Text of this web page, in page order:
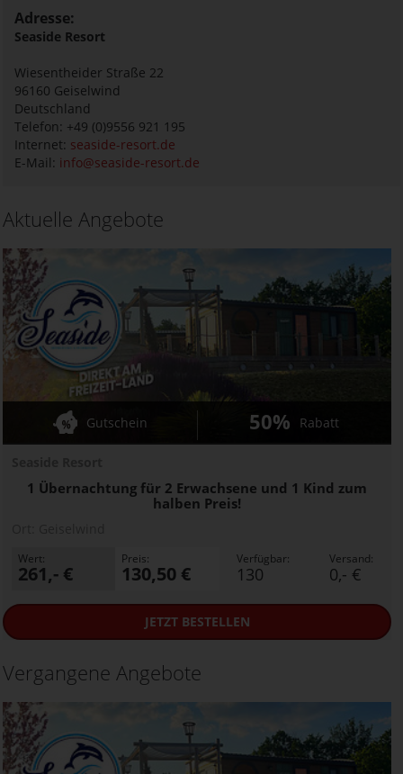
Adresse:
Seaside Resort
Wiesentheider Straße 22
96160 Geiselwind
Deutschland
Telefon: +49 (0)9556 921 195
Internet: seaside-resort.de
E-Mail: info@seaside-resort.de
Aktuelle Angebote
1 Übernachtung für 2 Erwachsene und 1 Kind zum
halben Preis!
Gutschein 50% Rabatt
Wert:
261,- €
Preis:
130,50 €
Verfügbar:
130
Versand:
0,- €
JETZTBESTELLEN
Vergangene Angebote